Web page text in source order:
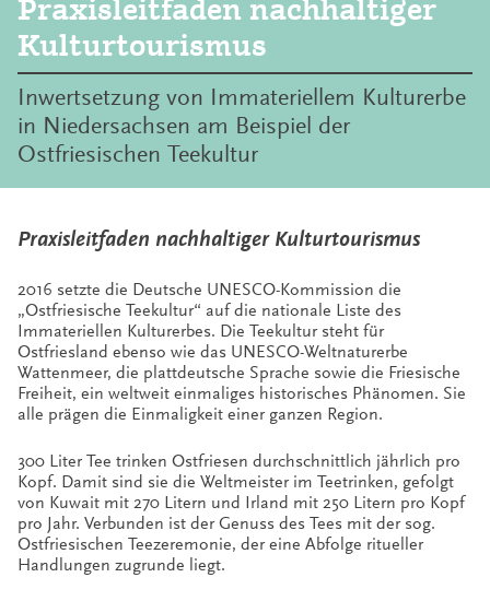
Praxisleitfaden nachhaltiger
Kulturtourismus
Inwertsetzung von Immateriellem Kulturerbe
in Niedersachsen am Beispiel der
Ostfriesischen Teekultur
Praxisleitfaden nachhaltiger Kulturtourismus
2016 setzte die Deutsche UNESCO-Kommission die
„Ostfriesische Teekultur“ auf die nationale Liste des
Immateriellen Kulturerbes. Die Teekultur steht für
Ostfriesland ebenso wie das UNESCO-Weltnaturerbe
Wattenmeer, die plattdeutsche Sprache sowie die Friesische
Freiheit, ein weltweit einmaliges historisches Phänomen. Sie
alle prägen die Einmaligkeit einer ganzen Region.
300 Liter Tee trinken Ostfriesen durchschnittlich jährlich pro
Kopf. Damit sind sie die Weltmeister im Teetrinken, gefolgt
von Kuwait mit 270 Litern und Irland mit 250 Litern pro Kopf
pro Jahr. Verbunden ist der Genuss des Tees mit der sog.
Ostfriesischen Teezeremonie, der eine Abfolge ritueller
Handlungen zugrunde liegt.